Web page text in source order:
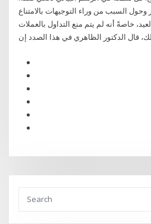
السبب من وراء التوجيهات بالامتناع
خاصةً أنه لم يتم منع التداول بالعملات
قال الدكتور الظاهري في هذا الصدد إن